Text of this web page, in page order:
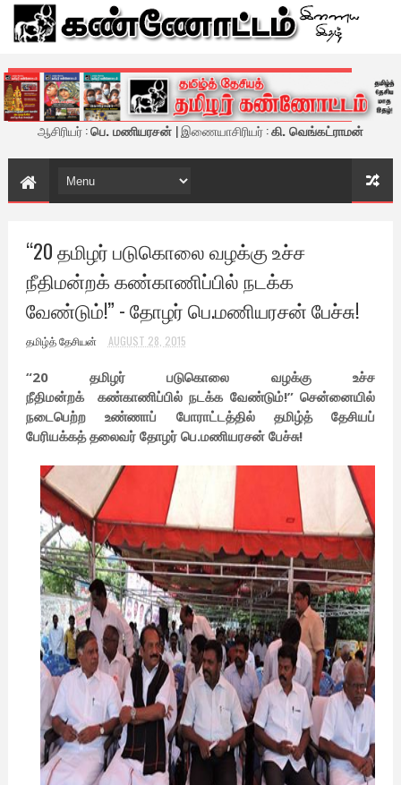
கண்ணோட்டம் - இணைய இதழ்
ஆசிரியர் :பெ. மணியரசன் | இணையாசிரியர் :கி. வெங்கட்ராமன்
“20 தமிழர் படுகொலை வழக்கு உச்ச
நீதிமன்றக் கண்காணிப்பில் நடக்க
வேண்டும்!” - தோழர் பெ.மணியரசன் பேச்சு!
தமிழ்த் தேசியன் AUGUST 28, 2015
“20 தமிழர் படுகொலை வழக்கு உச்ச
நீதிமன்றக்
கண்காணிப்பில் நடக்க வேண்டும்!”சென்னையில்
நடைபெற்ற உண்ணாப் போராட்டத்தில் தமிழ்த் தேசியப்
பேரியக்கத்தலைவர் தோழர் பெ.மணியரசன் பேச்சு!